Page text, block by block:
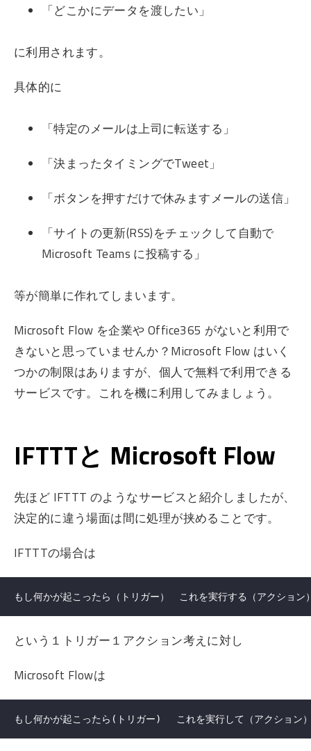
「どこかにデータを渡したい」
に利用されます。
具体的に
「特定のメールは上司に転送する」
「決まったタイミングでTweet」
「ボタンを押すだけで休みますメールの送信」
「サイトの更新(RSS)をチェックして自動で
Microsoft Teams に投稿する」
等が簡単に作れてしまいます。
Microsoft Flow を企業や Office365 がないと利用で
きないと思っていませんか？Microsoft Flow はいく
つかの制限はありますが、個人で無料で利用できる
サービスです。これを機に利用してみましょう。
IFTTTと Microsoft Flow
先ほど IFTTT のようなサービスと紹介しましたが、
決定的に違う場面は間に処理が挟めることです。
IFTTTの場合は
という１トリガー１アクション考えに対し
Microsoft Flowは